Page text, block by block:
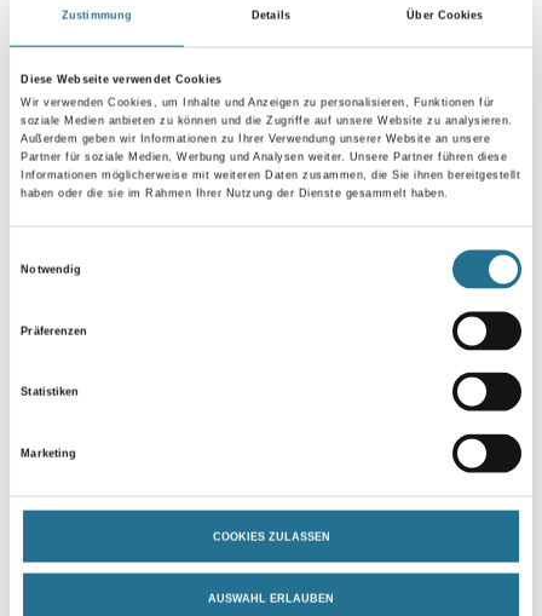
Zustimmung Details Über Cookies
Diese Webseite verwendet Cookies
Wir verwenden Cookies, um Inhalte und Anzeigen zu personalisieren, Funktionen für
soziale Medien anbieten zu können und die Zugriffe auf unsere Website zu analysieren.
Außerdem geben wir Informationen zu Ihrer Verwendung unserer Website an unsere
Partner für soziale Medien, Werbung und Analysen weiter. Unsere Partner führen diese
Informationen möglicherweise mit weiteren Daten zusammen, die Sie ihnen bereitgestellt
haben oder die sie im Rahmen Ihrer Nutzung der Dienste gesammelt haben.
Notwendig
Präferenzen
Statistiken
Marketing
COOKIES ZULASSEN
AUSWAHL ERLAUBEN
Staubtrocken: 10 min, grifffest: 30 min, durchgetrocknet: 2 h,